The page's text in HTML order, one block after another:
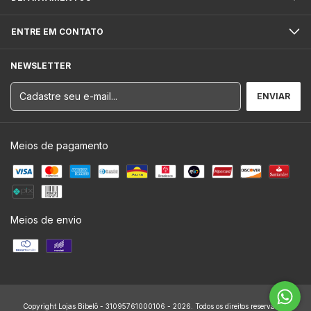
ENTRE EM CONTATO
NEWSLETTER
Meios de pagamento
Meios de envio
Copyright Lojas Bibelô - 31095761000106 - 2026. Todos os direitos reservados.